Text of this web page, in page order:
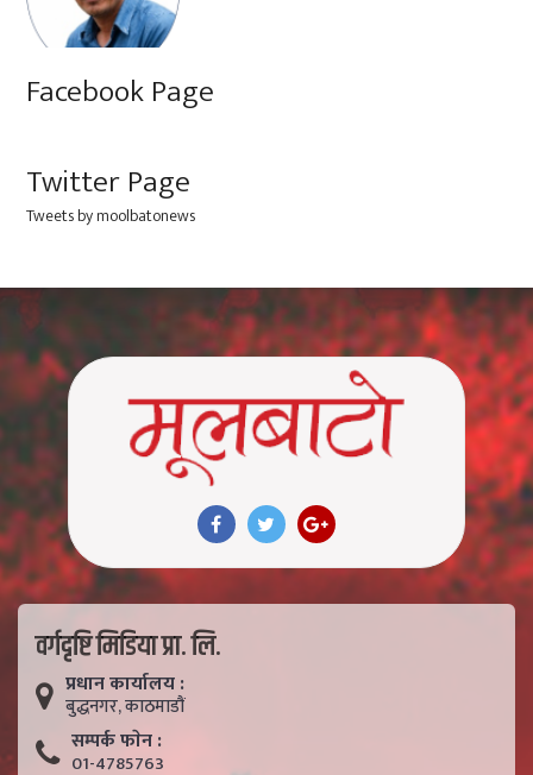
Facebook Page
Twitter Page
Tweets by moolbatonews
वर्गदृष्टि मिडिया प्रा. लि.
प्रधान कार्यालय :
बुद्धनगर, काठमाडाैं
सम्पर्क फाेन :
01-4785763